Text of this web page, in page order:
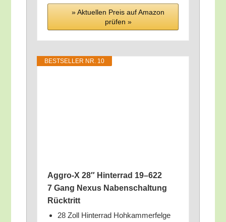
» Aktu­el­len Preis auf Ama­zon
prü­fen »
BEST­SEL­LER NR. 10
Aggro‑X 28″ Hin­ter­rad 19–622
7 Gang Nexus Naben­schal­tung
Rücktritt
28 Zoll Hin­ter­rad Hoh­kam­mer­fel­ge